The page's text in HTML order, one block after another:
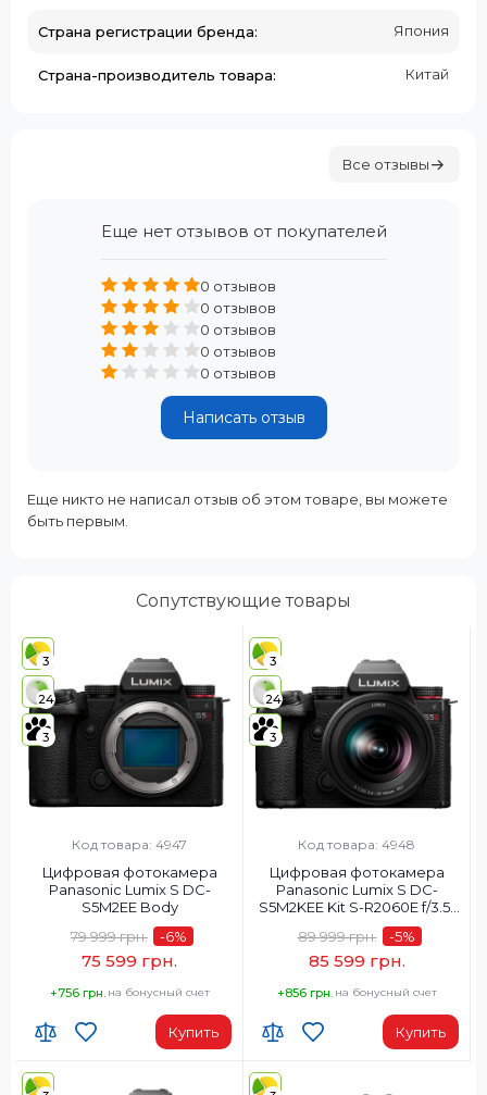
Страна регистрации бренда: Япония
Страна-производитель товара: Китай
Все отзывы
Еще нет отзывов от покупателей
0 отзывов
0 отзывов
0 отзывов
0 отзывов
0 отзывов
Написать отзыв
Еще никто не написал отзыв об этом товаре, вы можете
быть первым.
Сопутствующие товары
3
24
3
Код товара: 4947
Цифровая фотокамера
Panasonic Lumix S DC-
S5M2EE Body
75 599 грн.
79 999 грн. -6%
+756 грн. на бонусный счет
Купить
3
24
3
Код товара: 4948
Цифровая фотокамера
Panasonic Lumix S DC-
S5M2KEE Kit S-R2060E f/3.5-
85 599 грн.
89 999 грн. -5%
+856 грн. на бонусный счет
Купить